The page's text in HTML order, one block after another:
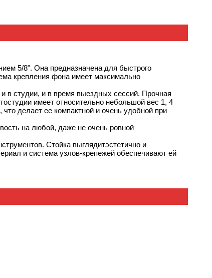
5/8". Она предназначена для быстрого
крепления фона имеет максимально
в студии, и в время выездных сессий. Прочная
имеет относительно небольшой вес 1, 4
делает ее компактной и очень удобной при
на любой, даже не очень ровной
Стойка выглядитэстетично и
и система узлов-крепежей обеспечивают ей